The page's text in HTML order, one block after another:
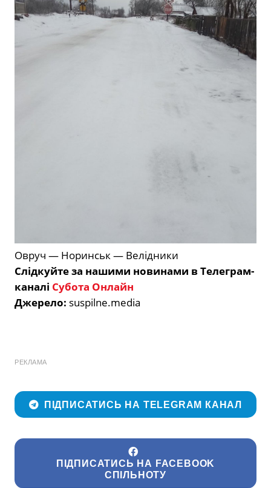
Овруч — Норинськ — Велідники
Слідкуйте за нашими новинами в Телеграм-
каналі Субота Онлайн
Джерело: suspilne.media
РЕКЛАМА
ПІДПИСАТИСЬ НА TELEGRAM КАНАЛ
ПІДПИСАТИСЬ НА FACEBOOK
СПІЛЬНОТУ